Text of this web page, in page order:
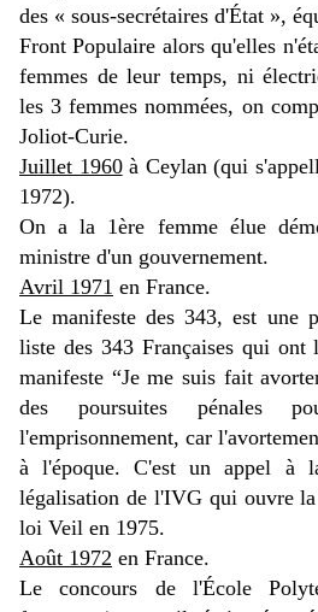
des « sous-secrétaires d'État »,
Front Populaire alors qu'elles
femmes de leur temps, ni
les 3 femmes nommées, on
Joliot-Curie.
Juillet 1960à Ceylan (qui
1972).
On a la 1ère femme élue
ministre d'un gouvernement.
Avril 1971 en France.
Le manifeste des 343, est une
liste des 343 Françaises qui ont
manifeste “Je me suis fait
des poursuites pénales
l'emprisonnement, car
à l'époque. C'est un appel à
légalisation de l'IVG qui ouvre
loi Veil en 1975.
Août 1972 en France.
Le concours de l'École